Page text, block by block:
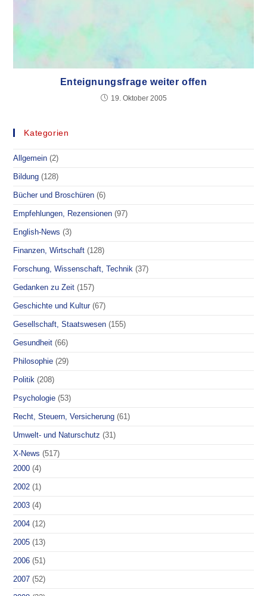
Enteignungsfrage weiter offen
19. Oktober 2005
Kategorien
Allgemein (2)
Bildung (128)
Bücher und Broschüren (6)
Empfehlungen, Rezensionen (97)
English-News (3)
Finanzen, Wirtschaft (128)
Forschung, Wissenschaft, Technik (37)
Gedanken zu Zeit (157)
Geschichte und Kultur (67)
Gesellschaft, Staatswesen (155)
Gesundheit (66)
Philosophie (29)
Politik (208)
Psychologie (53)
Recht, Steuern, Versicherung (61)
Umwelt- und Naturschutz (31)
X-News (517)
2000 (4)
2002 (1)
2003 (4)
2004 (12)
2005 (13)
2006 (51)
2007 (52)